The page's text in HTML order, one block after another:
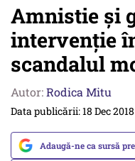
Amnistie și
intervenție
scandalul
Autor:Rodica Mitu
Data publicării: 18 Dec 2018
Adaugă-ne ca sursă